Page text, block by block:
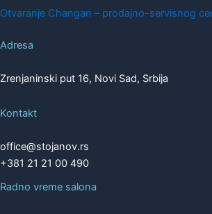
Otvaranje Changan – prodajno-servisnog
Adresa
Zrenjaninski put 16, Novi Sad, Srbija
Kontakt
office@stojanov.rs
+381 21 21 00 490
Radno vreme salona